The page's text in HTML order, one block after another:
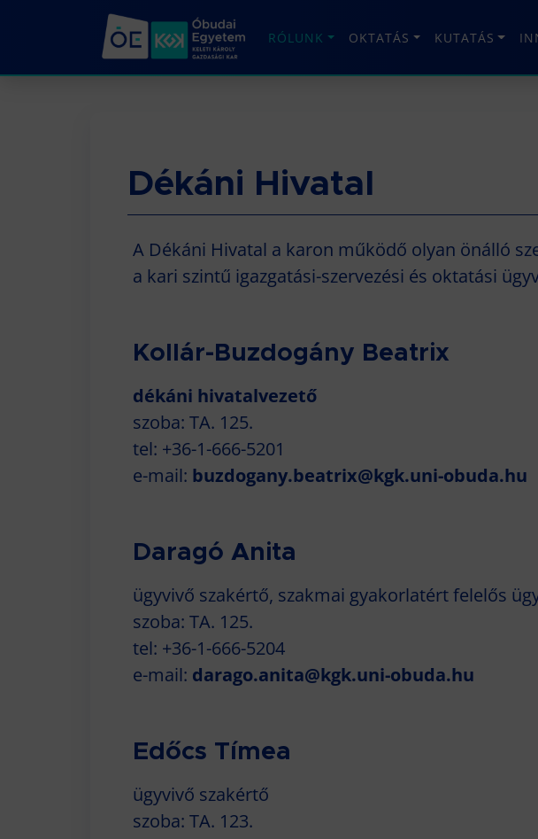
RÓLUNK OKTATÁS KUTATÁS
Dékáni Hivatal
A Dékáni Hivatal a karon működő olyan önálló
a kari szintű igazgatási-szervezési és oktatási
Kollár-Buzdogány Beatrix
dékáni hivatalvezető
szoba: TA. 125.
tel: +36-1-666-5201
e-mail: buzdogany.beatrix@kgk.uni-obuda.hu
Daragó Anita
ügyvivő szakértő, szakmai gyakorlatért felelős
szoba: TA. 125.
tel: +36-1-666-5204
e-mail: darago.anita@kgk.uni-obuda.hu
Edőcs Tímea
ügyvivő szakértő
szoba: TA. 123.